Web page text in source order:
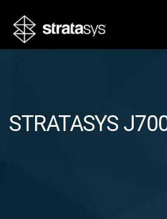
STRATASYS